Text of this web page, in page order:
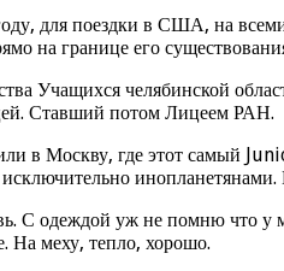
для поездки в США, на
на границе его
Учащихся челябинской
Ставший потом Лицеем РАН.
в Москву, где этот самый
С одеждой уж не помню что
На меху, тепло, хорошо.